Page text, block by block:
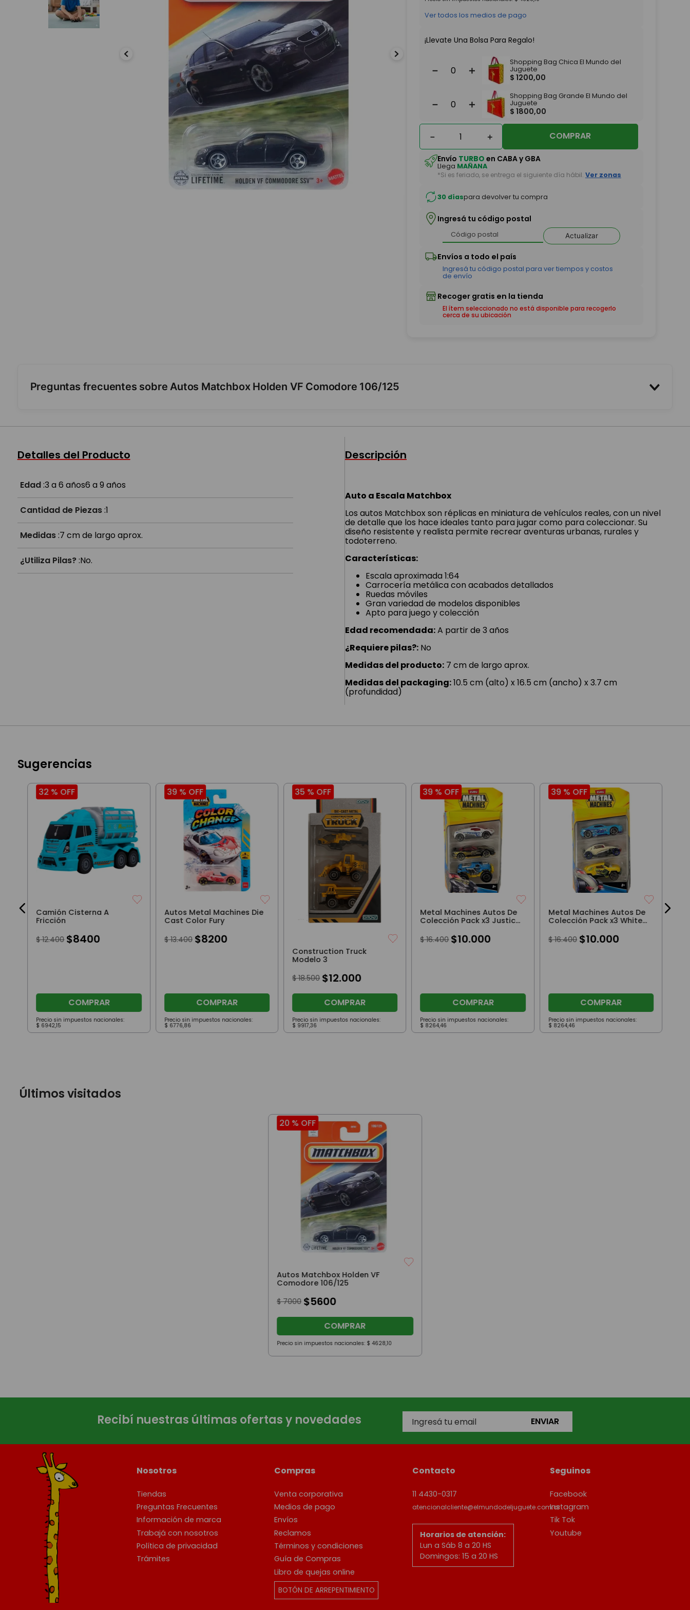
Ver todos los medios de pago
¡Llevate Una Bolsa Para Regalo!
＋
－
Shopping Bag Chica El Mundo del
Juguete
$ 1200,00
＋
－
Shopping Bag Grande El Mundo del
Juguete
$ 1800,00
＋
－ COMPRAR
Envío TURBO en CABA y GBA
Llega MAÑANA
*Si es feriado, se entrega el siguiente día hábil. Ver zonas
30 díaspara devolver tu compra
Ingresá tu código postal
Actualizar
El ítem seleccionado no está disponible para recogerlo
cerca de su ubicación
Preguntas frecuentes sobre Autos Matchbox Holden VF Comodore 106/125
Detalles del Producto
Edad:3 a 6 años6 a 9 años
Cantidad de Piezas:1
Medidas:7 cm de largo aprox.
¿Utiliza Pilas?:No.
Descripción
Auto a Escala Matchbox
Los autos Matchbox son réplicas en miniatura de vehículos reales, con un nivel
de detalle que los hace ideales tanto para jugar como para coleccionar. Su
diseño resistente y realista permite recrear aventuras urbanas, rurales y
todoterreno.
Características:
Escala aproximada 1:64
Carrocería metálica con acabados detallados
Ruedas móviles
Gran variedad de modelos disponibles
Apto para juego y colección
Edad recomendada:A partir de 3 años
¿Requiere pilas?: No
Medidas del producto: 7 cm de largo aprox.
Medidas del packaging:10.5 cm (alto) x 16.5 cm (ancho) x 3.7 cm
(profundidad)
Sugerencias
32 % OFF
Camión Cisterna A
Fricción
$ 12.400 $8400
COMPRAR
Precio sin impuestos nacionales:
$ 6942,15
39 % OFF
Autos Metal Machines Die
Cast Color Fury
$ 13.400 $8200
COMPRAR
Precio sin impuestos nacionales:
$ 6776,86
35 % OFF
Construction Truck
Modelo 3
$ 18.500 $12.000
COMPRAR
Precio sin impuestos nacionales:
$ 9917,36
39 % OFF
Metal Machines Autos De
Colección Pack x3 Justice
$ 16.400 $10.000
COMPRAR
Precio sin impuestos nacionales:
$ 8264,46
39 % OFF
Metal Machines Autos De
Colección Pack x3 White
$ 16.400 $10.000
COMPRAR
Precio sin impuestos nacionales:
$ 8264,46
Últimos visitados
20 %OFF
Autos Matchbox Holden VF
Comodore 106/125
$ 7000 $5600
COMPRAR
Precio sin impuestos nacionales: $ 4628,10
Recibí nuestras últimas ofertas y novedades ENVIAR
Nosotros
Tiendas
Preguntas Frecuentes
Información de marca
Trabajá con nosotros
Política de privacidad
Trámites
Compras
Venta corporativa
Medios de pago
Envíos
Reclamos
Términos y condiciones
Guía de Compras
Libro de quejas online
BOTÓN DE ARREPENTIMIENTO
Contacto
11 4430-0317
atencionalcliente@elmundodeljuguete.com.ar
Horarios de atención:
Lun a Sáb 8 a 20 HS
Domingos: 15 a 20 HS
Seguinos
Facebook
Instagram
Tik Tok
Youtube